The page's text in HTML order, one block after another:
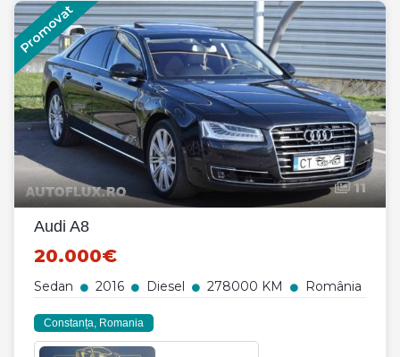
Promovat
11
Audi A8
20.000€
Sedan 2016 Diesel 278000 KM România
Constanța, Romania